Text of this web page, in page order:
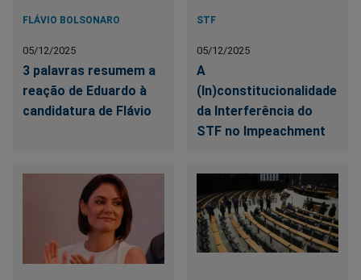
FLÁVIO BOLSONARO
05/12/2025
3 palavras resumem a
reação de Eduardo à
candidatura de Flávio
STF
05/12/2025
A
(In)constitucionalidade
da Interferência do
STF no Impeachment